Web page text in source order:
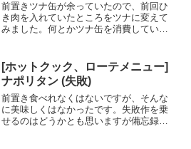
前置きツナ缶が余っていたので、前回ひ
き肉を入れていたところをツナに変えて
みました。何とかツナ缶を消費していき
0.65% の塩分量になるよ...
[ホットクック、ローテメニュー]
ナポリタン (失敗)
前置き食べれなくはないですが、そんな
に美味しくはなかったです。失敗作を乗
せるのはどうかとも思いますが備忘録と